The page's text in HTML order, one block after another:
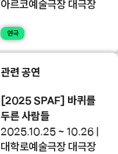
아르코예술극장 대극장
연극
관련 공연
[2025 SPAF] 바퀴를
두른 사람들
2025.10.25 ~ 10.26 |
대학로예술극장 대극장